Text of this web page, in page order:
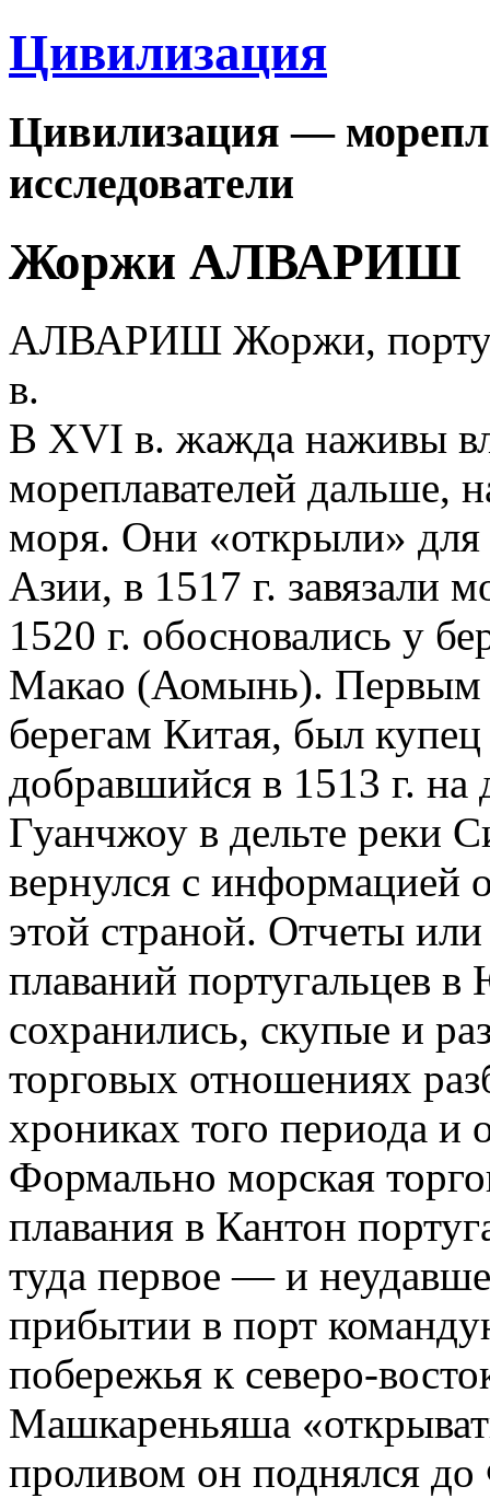
Цивилизация
Цивилизация —
исследователи
Жоржи АЛВАРИШ
АЛВАРИШ Жоржи,
в.
В XVI в. жажда наживы
мореплавателей дальше,
моря. Они «открыли» для
Азии, в 1517 г. завязали
1520 г. обосновались у
Макао (Аомынь). Первым
берегам Китая, был
добравшийся в 1513 г.
Гуанчжоу в дельте реки
вернулся с информацией
этой страной. Отчеты
плаваний португальцев
сохранились, скупые и
торговых отношениях
хрониках того периода
Формально морская
плавания в Кантон
туда первое — и
прибытии в порт
побережья к северо-
Машкареньяша
проливом он поднялся